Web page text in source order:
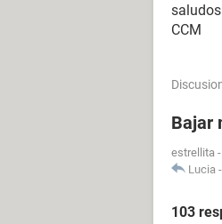
saludos
CCM
Bajar
estrellita -
Lucia -
103